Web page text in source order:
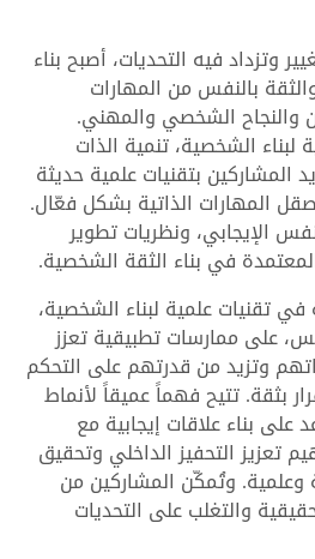
وتزداد فيه التحديات، أصبح بناء
بالنفس من المهارات
والنجاح الشخصي والمهني.
الشخصية، تنمية الذات
المشاركين بتقنيات علمية حديثة
المهارات الذاتية بشكل فعّال.
الإيجابي، ونظريات تطوير
في بناء الثقة الشخصية.
في تقنيات علمية لبناء الشخصية،
على ممارسات تطبيقية تعزز
وتزيد من قدرتهم على التحكم
بثقة. تتيح فهماً عميقاً لأنماط
على بناء علاقات إيجابية مع
تعزيز التحفيز الداخلي وتحقيق
وعلمية. وتُمكّن المشاركين من
والتغلب على التحديات